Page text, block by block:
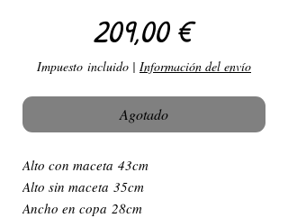
209,00 €Precio
Impuesto incluido | Información del envío
Agotado
Alto con maceta 43cm
Alto sin maceta 35cm
Ancho en copa 28cm